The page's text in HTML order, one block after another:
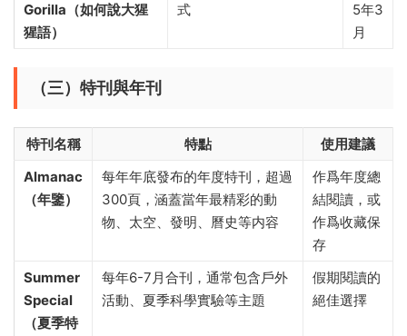
Gorilla（如何說大猩
猩語）
式
5年3
月
（三）特刊與年刊
特刊名稱 特點
使用建議
Almanac
（年鑒）
每年年底發布的年度特刊，超過
300頁，涵蓋當年最精彩的動
物、太空、發明、曆史等内容
作爲年度總
結閱讀，或
作爲收藏保
存
Summer
Special
（夏季特
每年6-7月合刊，通常包含戶外
活動、夏季科學實驗等主題
假期閱讀的
絕佳選擇